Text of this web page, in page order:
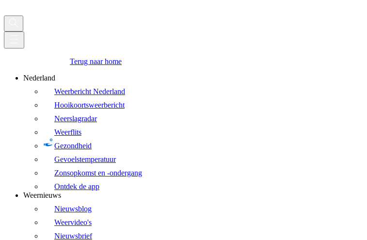
Terug naar home
Nederland
Weerbericht Nederland
Hooikoortsweerbericht
Neerslagradar
Weerflits
Gezondheid
Gevoelstemperatuur
Zonsopkomst en -ondergang
Ontdek de app
Weernieuws
Nieuwsblog
Weervideo's
Nieuwsbrief